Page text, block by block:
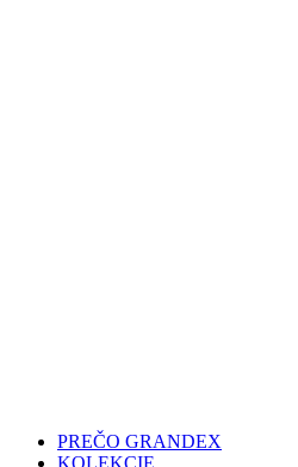
PREČO GRANDEX
KOLEKCIE